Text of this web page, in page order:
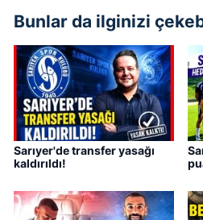
Bunlar da ilginizi
Sarıyer'de transfer yasağı
kaldırıldı!